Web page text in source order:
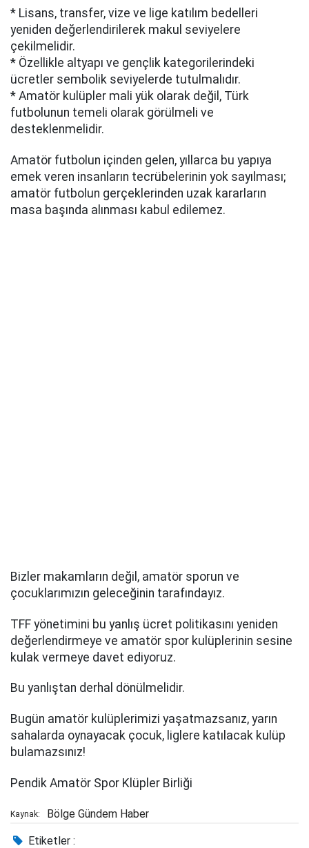
* Lisans, transfer, vize ve lige katılım bedelleri
yeniden değerlendirilerek makul seviyelere
çekilmelidir.
* Özellikle altyapı ve gençlik kategorilerindeki
ücretler sembolik seviyelerde tutulmalıdır.
* Amatör kulüpler mali yük olarak değil, Türk
futbolunun temeli olarak görülmeli ve
desteklenmelidir.
Amatör futbolun içinden gelen, yıllarca bu yapıya
emek veren insanların tecrübelerinin yok sayılması;
amatör futbolun gerçeklerinden uzak kararların
masa başında alınması kabul edilemez.
Bizler makamların değil, amatör sporun ve
çocuklarımızın geleceğinin tarafındayız.
TFF yönetimini bu yanlış ücret politikasını yeniden
değerlendirmeye ve amatör spor kulüplerinin sesine
kulak vermeye davet ediyoruz.
Bu yanlıştan derhal dönülmelidir.
Bugün amatör kulüplerimizi yaşatmazsanız, yarın
sahalarda oynayacak çocuk, liglere katılacak kulüp
bulamazsınız!
Pendik Amatör Spor Klüpler Birliği
Kaynak: Bölge Gündem Haber
Etiketler :